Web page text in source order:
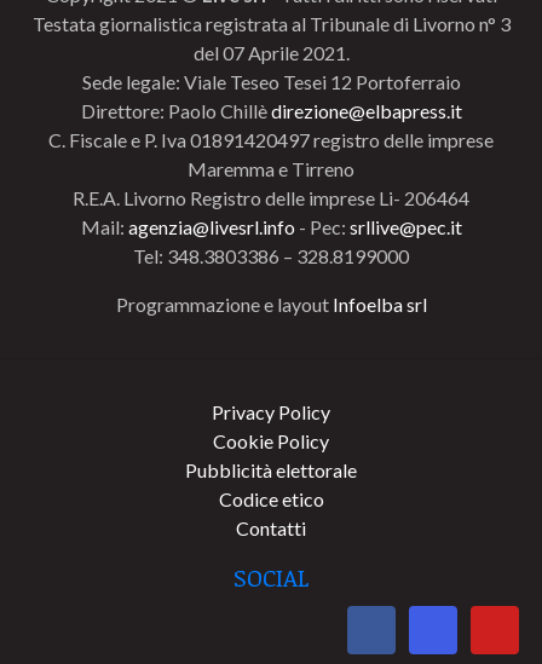
Testata giornalistica registrata al Tribunale di Livorno n° 3
del 07 Aprile 2021.
Sede legale: Viale Teseo Tesei 12 Portoferraio
Direttore: Paolo Chillèdirezione@elbapress.it
C. Fiscale e P. Iva 01891420497 registro delle imprese
Maremma e Tirreno
R.E.A. Livorno Registro delle imprese Li- 206464
Mail: agenzia@livesrl.info - Pec: srllive@pec.it
Tel: 348.3803386 – 328.8199000
Programmazione e layout Infoelba srl
Privacy Policy
Cookie Policy
Pubblicità elettorale
Codice etico
Contatti
SOCIAL